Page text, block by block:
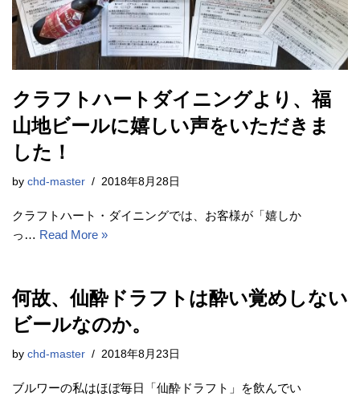
クラフトハートダイニングより、福
山地ビールに嬉しい声をいただきま
した！
by chd-master 2018年8月28日
クラフトハート・ダイニングでは、お客様が「嬉しか
っ… Read More »
何故、仙酔ドラフトは酔い覚めしない
ビールなのか。
by chd-master 2018年8月23日
ブルワーの私はほぼ毎日「仙酔ドラフト」を飲んでい